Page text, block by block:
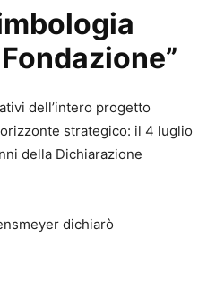
dell’intero progetto
strategico: il 4 luglio
della Dichiarazione
dichiarò